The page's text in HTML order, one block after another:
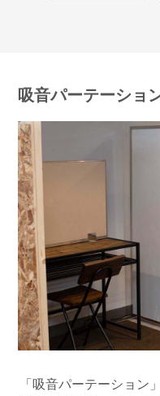
吸音パーテーショ
「吸音パーテーション